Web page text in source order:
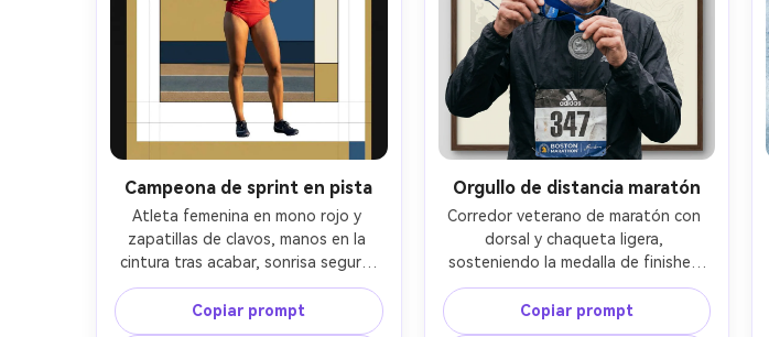
naturales, alta resolución, listo para
imprimir 300 DPI --ar 4:5
Campeona de sprint en pista
Atleta femenina en mono rojo y
zapatillas de clavos, manos en la
cintura tras acabar, sonrisa segura,
cabello trenzado; póster moderno y
limpio con jerarquía tipográfica
audaz para [NAME], línea de tiempo
Copiar prompt
Orgullo de distancia maratón
Corredor veterano de maratón con
dorsal y chaqueta ligera,
sosteniendo la medalla de finisher,
expresión amable, líneas faciales
suaves; póster con fondo de mapa
topográfico sutil, ruta de [CITY],
Copiar prompt